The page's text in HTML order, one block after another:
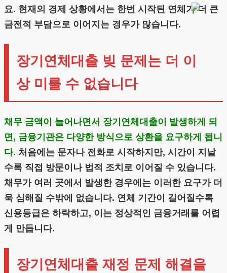
요. 현재의 경제 상황에서는 한번 시작된 연체가 더 큰
금전적 부담으로 이어지는 경우가 많습니다.
장기연체대출 빚 문제는 더 이
상 미룰 수 없습니다
채무 금액이 늘어나면서 장기연체대출이 발생하게 되
면, 금융기관은 다양한 방식으로 상환을 요구하게 됩니
다. 처음에는 문자나 전화로 시작하지만, 시간이 지날
수록 직접 방문이나 법적 조치로 이어질 수 있습니다.
채무가 여러 곳에서 발생한 경우에는 이러한 요구가 더
욱 심해질 수밖에 없습니다. 연체 기간이 길어질수록
신용등급은 하락하고, 이는 정상적인 금융거래를 어렵
게 만듭니다.
장기연체대출 재정 문제 해결을